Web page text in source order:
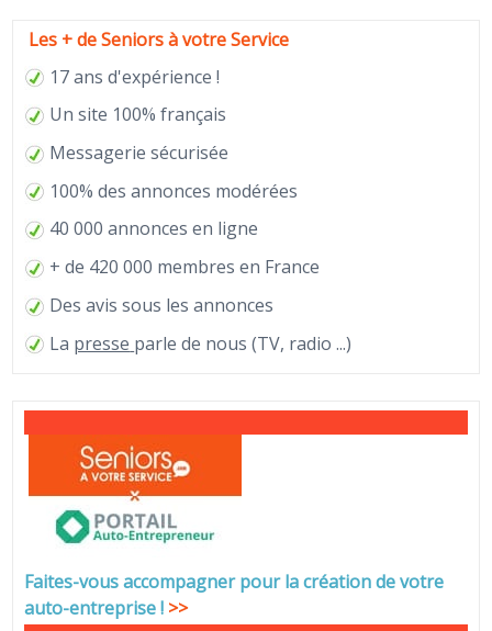
Les + de Seniors à votre Service
17 ans d'expérience !
Un site 100% français
Messagerie sécurisée
100% des annonces modérées
40 000 annonces en ligne
+ de 420 000 membres en France
Des avis sous les annonces
La presse parle de nous (TV, radio ...)
Faites-vous accompagner pour la création de votre
auto-entreprise! >>